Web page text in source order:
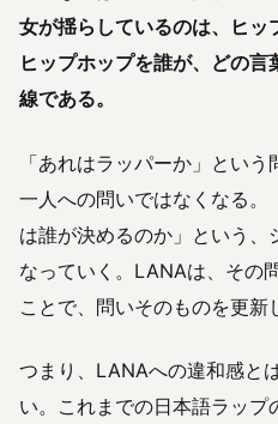
女が揺らしているのは、ヒッ
ヒップホップを誰が、どの
線である。
「あれはラッパーか」とい
一人への問いではなくなる
は誰が決めるのか」という、
なっていく。LANAは、その
ことで、問いそのものを更新
つまり、LANAへの違和感と
い。これまでの日本語ラップ